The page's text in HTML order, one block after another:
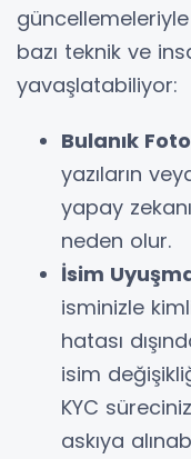
bazı teknik ve
yavaşlatabiliyor:
Bulanık
yazıların
yapay
neden olur.
İsim
isminizle
hatası
isim
KYC
askıya